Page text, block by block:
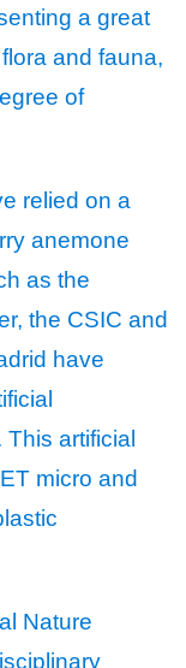
a great
and fauna,
of
relied on a
anemone
as the
the CSIC and
have
artificial
micro and
Nature